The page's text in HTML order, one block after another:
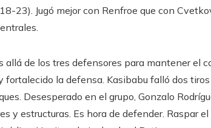
23). Jugó mejor con Renfroe que con
allá de los tres defensores para mantener el
fortalecido la defensa. Kasibabu falló dos
Desesperado en el grupo, Gonzalo
y estructuras. Es hora de defender. Raspar